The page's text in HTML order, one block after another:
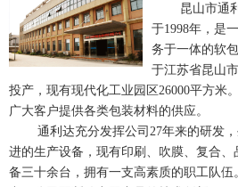
昆山市通利
于1998年，是
务于一体的软
于江苏省昆山
投产，现有现代化工业园区26000平方米
广大客户提供各类包装材料的供应。
通利达充分发挥公司27年来的研发，
进的生产设备，现有印刷、吹膜、复合
备三十余台，拥有一支高素质的职工队